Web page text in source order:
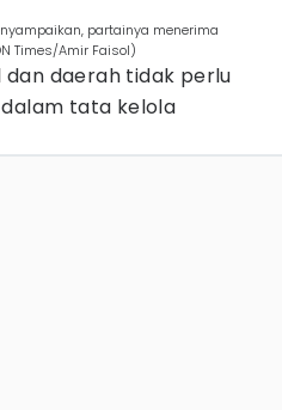
partainya menerima
Times/Amir Faisol)
dan daerah tidak perlu
tata kelola